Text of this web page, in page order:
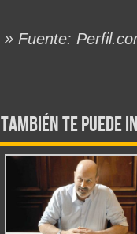
» Fuente:
También te puede